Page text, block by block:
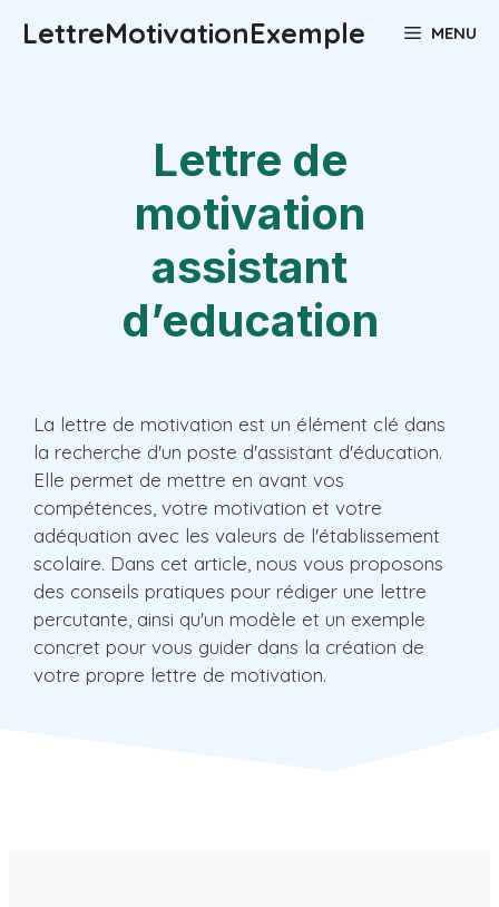
LettreMotivationExemple MENU
Lettre de
motivation
assistant
d’education
La lettre de motivation est un élément clé dans
la recherche d'un poste d'assistant d'éducation.
Elle permet de mettre en avant vos
compétences, votre motivation et votre
adéquation avec les valeurs de l'établissement
scolaire. Dans cet article, nous vous proposons
des conseils pratiques pour rédiger une lettre
percutante, ainsi qu'un modèle et un exemple
concret pour vous guider dans la création de
votre propre lettre de motivation.